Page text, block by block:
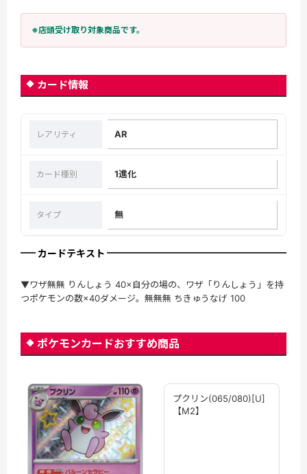
※店頭受け取り対象商品です。
カード情報
レアリティ AR
カード種別 1進化
タイプ 無
カードテキスト
▼ワザ無無 りんしょう 40×自分の場の、ワザ「りんしょう」を持
つポケモンの数×40ダメージ。無無無 ちきゅうなげ 100
ポケモンカードおすすめ商品